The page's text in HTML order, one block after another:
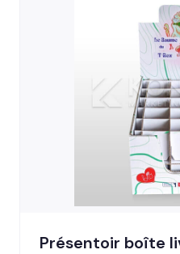
Présentoir boîte